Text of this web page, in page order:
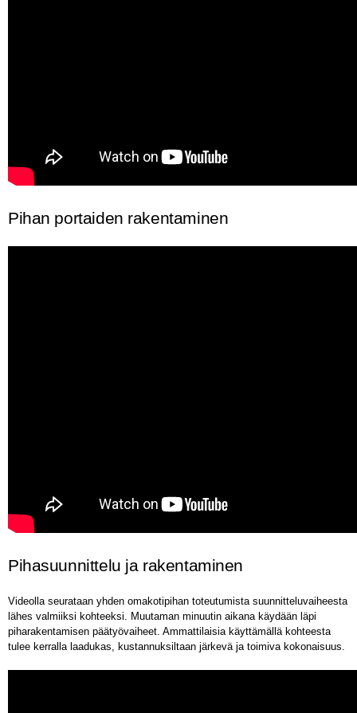
Pihan portaiden rakentaminen
Pihasuunnittelu ja rakentaminen
Videolla seurataan yhden omakotipihan toteutumista suunnitteluvaiheesta
lähes valmiiksi kohteeksi. Muutaman minuutin aikana käydään läpi
piharakentamisen päätyövaiheet. Ammattilaisia käyttämällä kohteesta
tulee kerralla laadukas, kustannuksiltaan järkevä ja toimiva kokonaisuus.